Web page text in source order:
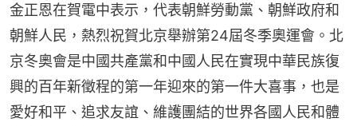
金正恩在賀電中表示，代表朝鮮勞動黨、朝鮮政府和
朝鮮人民，熱烈祝賀北京舉辦第24屆冬季奧運會。北
京冬奧會是中國共產黨和中國人民在實現中華民族復
興的百年新徵程的第一年迎來的第一件大喜事，也是
愛好和平、追求友誼、維護團結的世界各國人民和體